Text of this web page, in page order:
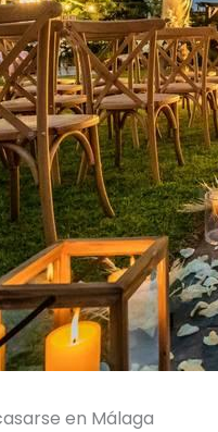
en Málaga